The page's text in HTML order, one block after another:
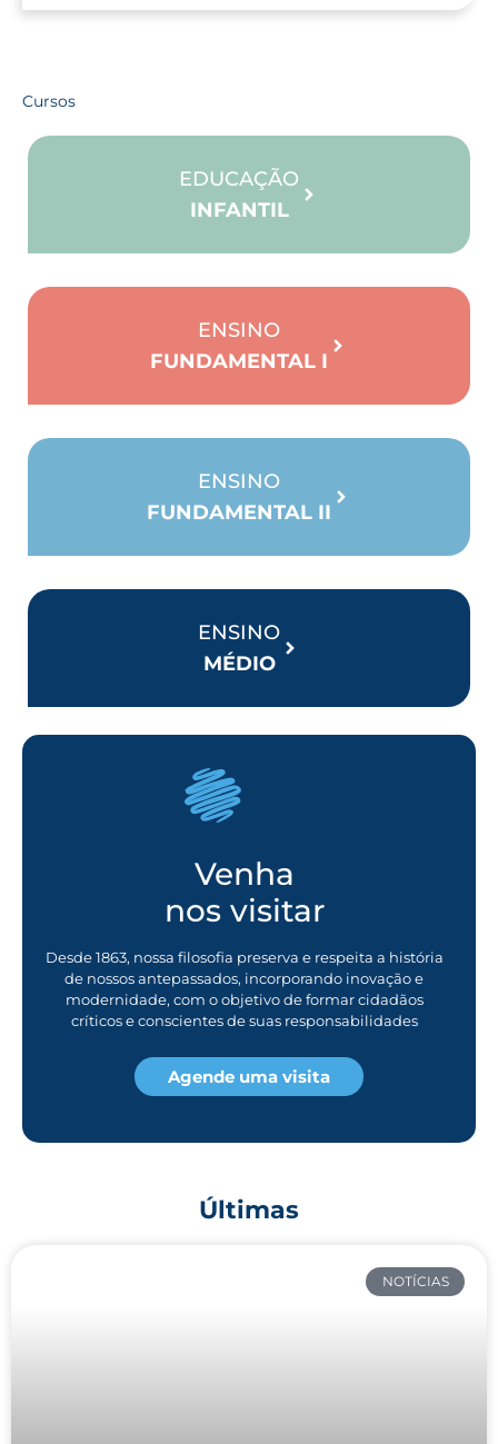
Cursos
EDUCAÇÃO
INFANTIL
ENSINO
FUNDAMENTAL I
ENSINO
FUNDAMENTAL II
ENSINO
MÉDIO
Venha
nos visitar
Desde 1863, nossa filosofia preserva e respeita a história
de nossos antepassados, incorporando inovação e
modernidade, com o objetivo de formar cidadãos
críticos e conscientes de suas responsabilidades
Agende uma visita
Últimas
NOTÍCIAS